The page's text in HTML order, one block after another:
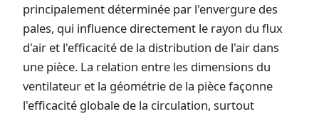
principalement déterminée par l'envergure des
pales, qui influence directement le rayon du flux
d'air et l'efficacité de la distribution de l'air dans
une pièce. La relation entre les dimensions du
ventilateur et la géométrie de la pièce façonne
l'efficacité globale de la circulation, surtout